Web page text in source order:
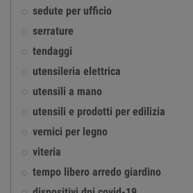
sedute per ufficio
serrature
tendaggi
utensileria elettrica
utensili a mano
utensili e prodotti per edilizia
vernici per legno
viteria
tempo libero arredo giardino